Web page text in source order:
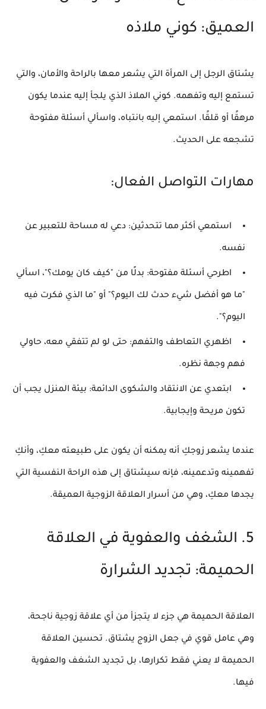
العميق: كوني ملاذه
يشتاق الرجل إلى المرأة التي يشعر معها بالراحة والأمان، والتي
تستمع إليه وتفهمه. كوني الملاذ الذي يلجأ إليه عندما يكون
مرهقًا أو قلقًا. استمعي إليه بانتباه، واسألي أسئلة مفتوحة
تشجعه على الحديث.
مهارات التواصل الفعال:
استمعي أكثر مما تتحدثين: دعي له مساحة للتعبير عن
نفسه.
اطرحي أسئلة مفتوحة: بدلًا من "كيف كان يومك؟"، اسألي
"ما هو أفضل شيء حدث لك اليوم؟" أو "ما الذي فكرت فيه
اليوم؟".
اظهري التعاطف والتفهم: حتى لو لم تتفقي معه، حاولي
فهم وجهة نظره.
ابتعدي عن الانتقاد والشكوى الدائمة: بيئة المنزل يجب أن
تكون مريحة وإيجابية.
عندما يشعر زوجكِ أنه يمكنه أن يكون على طبيعته معكِ، وأنكِ
تفهمينه وتدعمينه، فإنه سيشتاق إلى هذه الراحة النفسية التي
يجدها معكِ، وهي من أسرار العلاقة الزوجية العميقة.
5. الشغف والعفوية في العلاقة
الحميمة: تجديد الشرارة
العلاقة الحميمة هي جزء لا يتجزأ من أي علاقة زوجية ناجحة،
وهي عامل قوي في جعل الزوج يشتاق. تحسين العلاقة
الحميمة لا يعني فقط تكرارها، بل تجديد الشغف والعفوية
فيها.